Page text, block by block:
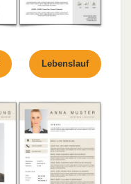
Lebenslauf